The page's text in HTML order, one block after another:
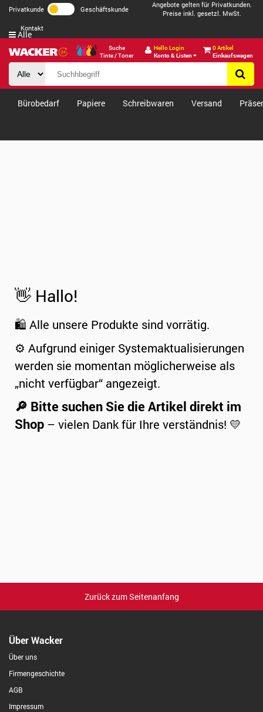
Privatkunde Geschäftskunde
Angebote gelten für Privatkunden.
Preise inkl. gesetzl. MwSt.
Kontakt
Suche
Tinte / Toner
Hello Login
Konto & Listen
0 Artikel
Einkaufswagen
Alle
Bürobedarf Papiere Schreibwaren Versand
👋 Hallo!
🛍️ Alle unsere Produkte sind vorrätig.
⚙️ Aufgrund einiger Systemaktualisierungen
werden sie momentan möglicherweise als
„nicht verfügbar“ angezeigt.
🔎 Bitte suchen Sie die Artikel direkt im
Shop – vielen Dank für Ihre verständnis! 💛
Zurück zum Seitenanfang
Über Wacker
Über uns
Firmengeschichte
AGB
Impressum